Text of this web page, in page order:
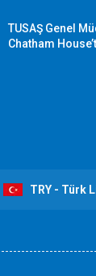
TUSAŞ Genel
Chatham
TRY - Türk